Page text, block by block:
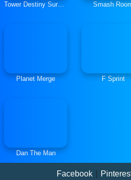
Tower Destiny Survive Smash
Planet Merge F Sprint
Dan The Man
Facebook